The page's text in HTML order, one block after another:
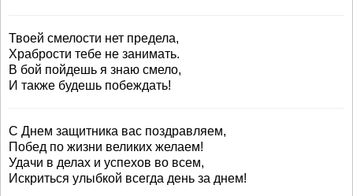
Твоей смелости нет предела,
Храбрости тебе не занимать.
В бой пойдешь я знаю смело,
И также будешь побеждать!
С Днем защитника вас поздравляем,
Побед по жизни великих желаем!
Удачи в делах и успехов во всем,
Искриться улыбкой всегда день за днем!